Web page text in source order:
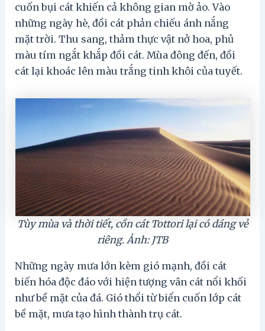
cuốn bụi cát khiến cả không gian mờ ảo. Vào
những ngày hè, đồi cát phản chiếu ánh nắng
mặt trời. Thu sang, thảm thực vật nở hoa, phủ
màu tím ngắt khắp đồi cát. Mùa đông đến, đồi
cát lại khoác lên màu trắng tinh khôi của tuyết.
Tùy mùa và thời tiết, cồn cát Tottori lại có dáng vẻ
riêng. Ảnh: JTB
Những ngày mưa lớn kèm gió mạnh, đồi cát
biến hóa độc đáo với hiện tượng vân cát nổi khối
như bề mặt của đá. Gió thổi từ biển cuốn lớp cát
bề mặt, mưa tạo hình thành trụ cát.